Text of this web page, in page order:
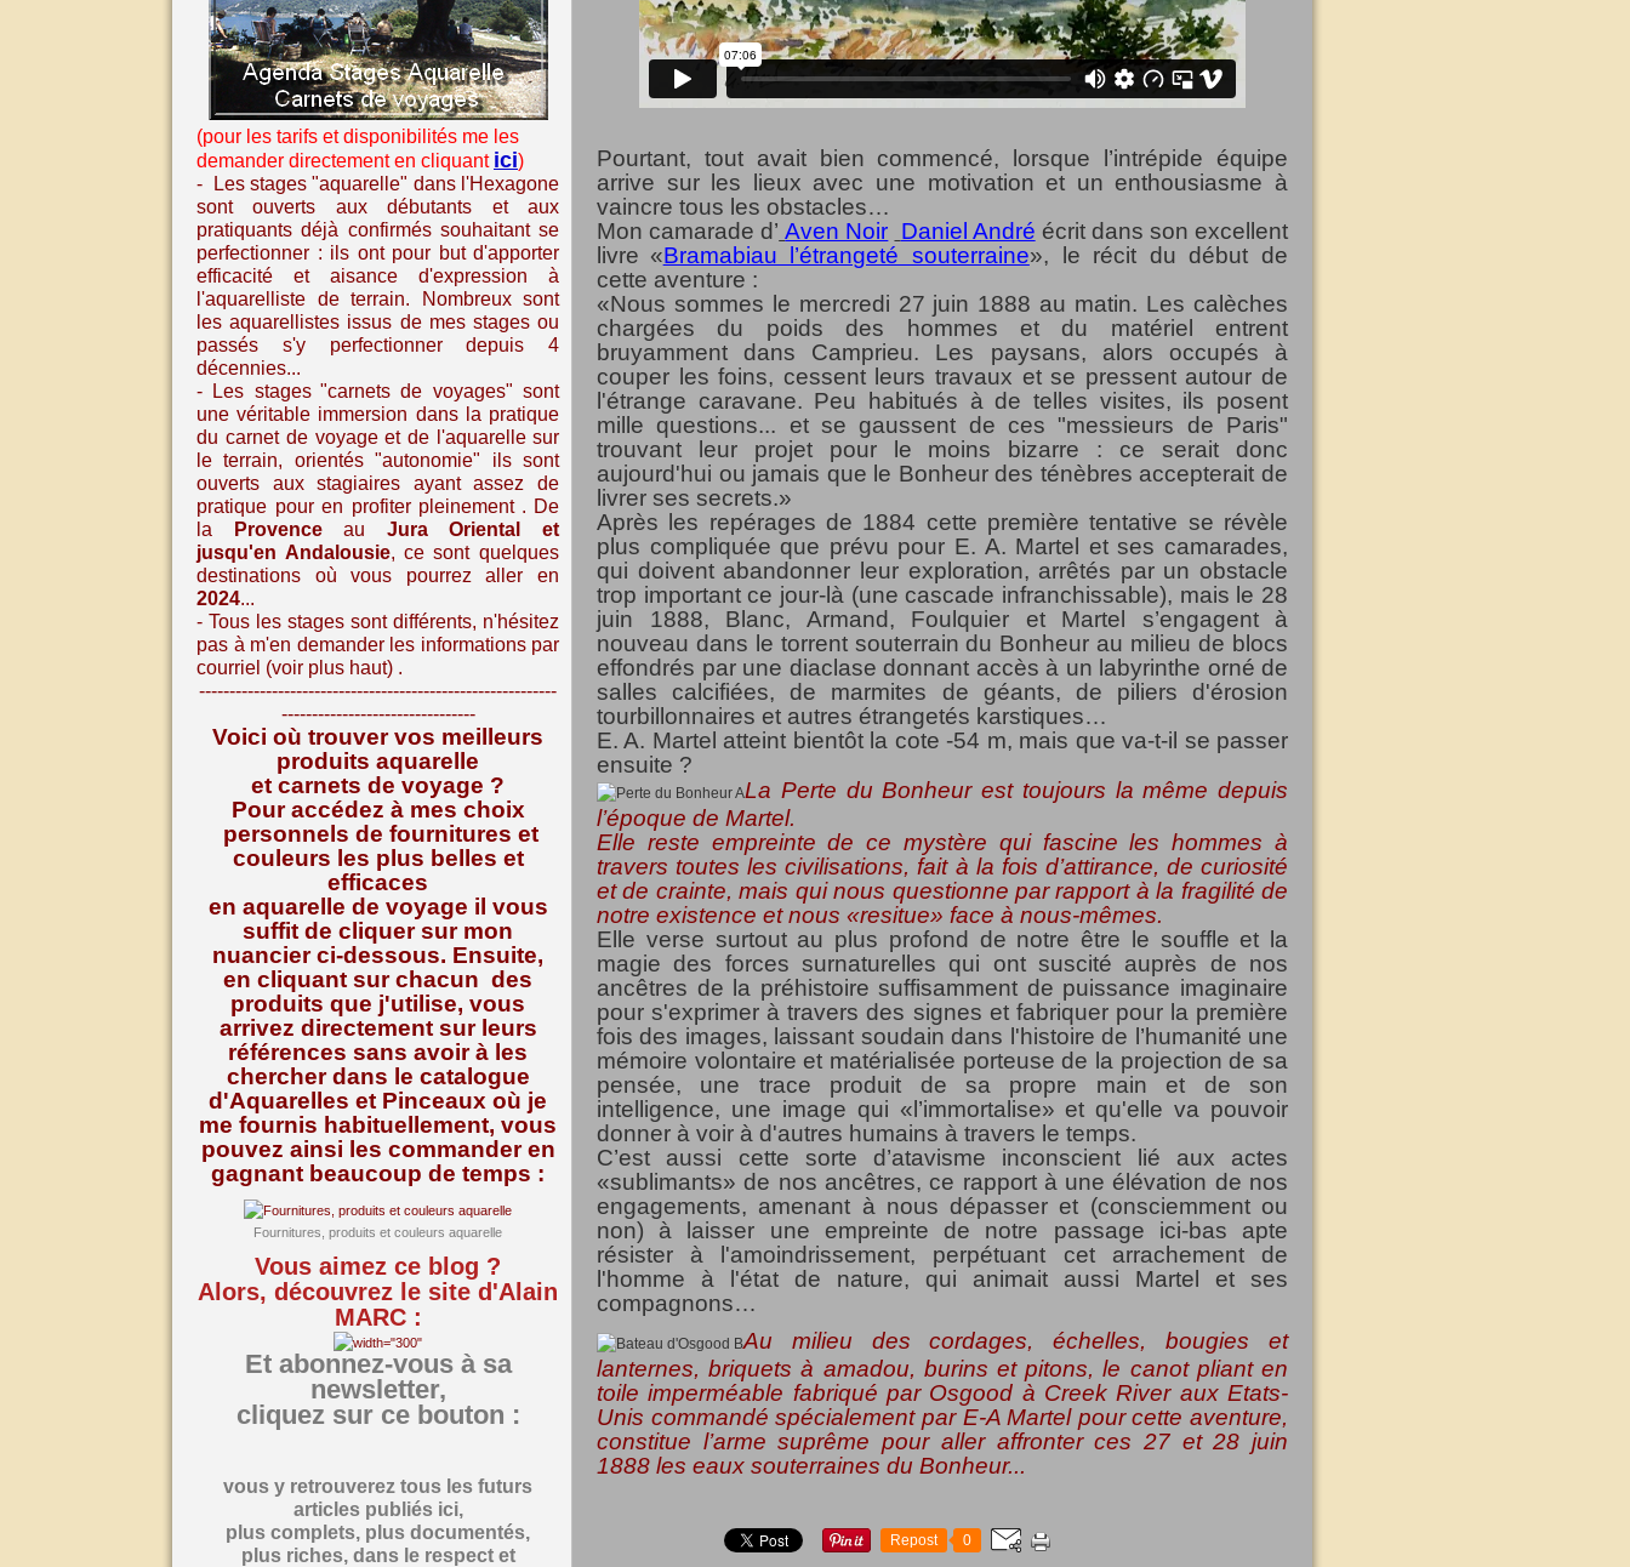
(pour les tarifs et disponibilités me les
demander directement en cliquant ici)
- Les stages "aquarelle" dans l'Hexagone
sont ouverts aux débutants et aux
pratiquants déjà confirmés souhaitant se
perfectionner : ils ont pour but d'apporter
efficacité et aisance d'expression à
l'aquarelliste de terrain. Nombreux sont
les aquarellistes issus de mes stages ou
passés s'y perfectionner depuis 4
décennies...
- Les stages "carnets de voyages" sont
une véritable immersion dans la pratique
du carnet de voyage et de l'aquarelle sur
le terrain, orientés "autonomie" ils sont
ouverts aux stagiaires ayant assez de
pratique pour en profiter pleinement . De
la
Provenceau Jura Oriental
et
jusqu'en Andalousie, ce sont quelques
destinations où vous pourrez aller en
2024...
- Tous les stages sont différents, n'hésitez
pas à m'en demander les informations par
courriel (voir plus haut) .
-----------------------------------------------------------
--------------------------------
Voici où trouver vos meilleurs
produits aquarelle
et carnets de voyage ?
Pour accédez à mes choix
personnels de fournitures et
couleurs les plus belles et
efficaces
en aquarelle de voyage il vous
suffit de cliquer sur mon
nuancier ci-dessous. Ensuite,
en cliquant sur chacun des
produits que j'utilise, vous
arrivez directement sur leurs
références sans avoir à les
chercher dans le catalogue
d'Aquarelles et Pinceaux où je
me fournis habituellement, vous
pouvez ainsi les commander en
gagnant beaucoup de temps :
Fournitures, produits et couleurs aquarelle
Vous aimez ce blog ?
Alors, découvrez le site d'Alain
MARC :
Et abonnez-vous à sa
newsletter,
cliquez sur ce bouton :
vous y retrouverez tous les futurs
articles publiés ici,
plus complets, plus documentés,
plus riches, dans le respect et
Pourtant, tout avait bien commencé, lorsque l’intrépide équipe
arrive sur les lieux avec une motivation et un enthousiasme à
vaincre tous les obstacles…
Mon camarade d’ Aven Noir Daniel André écrit dans son excellent
livre «Bramabiau l’étrangeté souterraine», le récit du début de
cette aventure :
«Nous sommes le mercredi 27 juin 1888 au matin. Les calèches
chargées du poids des hommes et du matériel entrent
bruyamment dans Camprieu. Les paysans, alors occupés à
couper les foins, cessent leurs travaux et se pressent autour de
l'étrange caravane. Peu habitués à de telles visites, ils posent
mille questions... et se gaussent de ces "messieurs de Paris"
trouvant leur projet pour le moins bizarre : ce serait donc
aujourd'hui ou jamais que le Bonheur des ténèbres accepterait de
livrer ses secrets.»
Après les repérages de 1884 cette première tentative se révèle
plus compliquée que prévu pour E. A. Martel et ses camarades,
qui doivent abandonner leur exploration, arrêtés par un obstacle
trop important ce jour-là (une cascade infranchissable), mais le 28
juin 1888, Blanc, Armand, Foulquier et Martel s’engagent à
nouveau dans le torrent souterrain du Bonheur au milieu de blocs
effondrés par une diaclase donnant accès à un labyrinthe orné de
salles calcifiées, de marmites de géants, de piliers d'érosion
tourbillonnaires et autres étrangetés karstiques…
E. A. Martel atteint bientôt la cote -54 m, mais que va-t-il se passer
ensuite ?
La Perte du Bonheur est toujours la même depuis
l’époque de Martel.
Elle reste empreinte de ce mystère qui fascine les hommes à
travers toutes les civilisations, fait à la fois d’attirance, de curiosité
et de crainte, mais qui nous questionne par rapport à la fragilité de
notre existence et nous «resitue» face à nous-mêmes.
Elle verse surtout au plus profond de notre être le souffle et la
magie des forces surnaturelles qui ont suscité auprès de nos
ancêtres de la préhistoire suffisamment de puissance imaginaire
pour s'exprimer à travers des signes et fabriquer pour la première
fois des images, laissant soudain dans l'histoire de l’humanité une
mémoire volontaire et matérialisée porteuse de la projection de sa
pensée, une trace produit de sa propre main et de son
intelligence, une image qui «l’immortalise» et qu'elle va pouvoir
donner à voir à d'autres humains à travers le temps.
C’est aussi cette sorte d’atavisme inconscient lié aux actes
«sublimants» de nos ancêtres, ce rapport à une élévation de nos
engagements, amenant à nous dépasser et (consciemment ou
non) à laisser une empreinte de notre passage ici-bas apte
résister à l'amoindrissement, perpétuant cet arrachement de
l'homme à l'état de nature, qui animait aussi Martel et ses
compagnons…
Au milieu des cordages, échelles, bougies et
lanternes, briquets à amadou, burins et pitons, le canot pliant en
toile imperméable fabriqué par Osgood à Creek River aux Etats-
Unis commandé spécialement par E-A Martel pour cette aventure,
constitue l’arme suprême pour aller affronter ces 27 et 28 juin
1888 les eaux souterraines du Bonheur...
Repost 0